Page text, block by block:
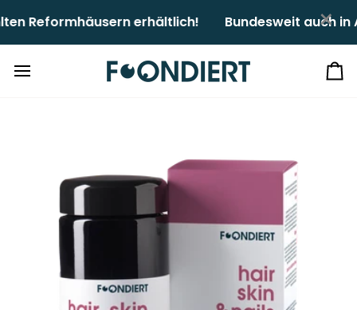
zum
Inhalt
erhältlich!ㅤㅤ Bundesweit auch in ×